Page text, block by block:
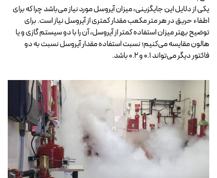
یکی از دلایل این جایگزینی، میزان آیروسل مورد نیاز می‌باشد چرا که برای
اطفاء حریق در هر متر مکعب مقدار کمتری از آیروسل نیاز است. برای
توضیح بهتر میزان استفاده کمتر از آیروسل، آن را با دو سیستم گازی و یا
هالون مقایسه می‌کنیم؛ نسبت استفاده مقدار آیروسل نسبت به دو
فاکتور دیگر می‌تواند 0.1 و 0.2 باشد.